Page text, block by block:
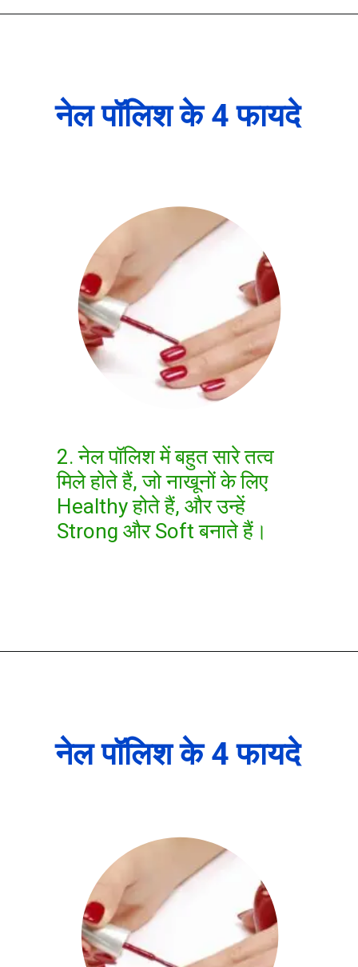
2. नेल पॉलिश में बहुत सारे तत्व
मिले होते हैं, जो नाखूनों के लिए
Healthy होते हैं, और उन्हें
Strong और Soft बनाते हैं।
नेल पॉलिश के 4 फायदे
नेल पॉलिश के 4 फायदे